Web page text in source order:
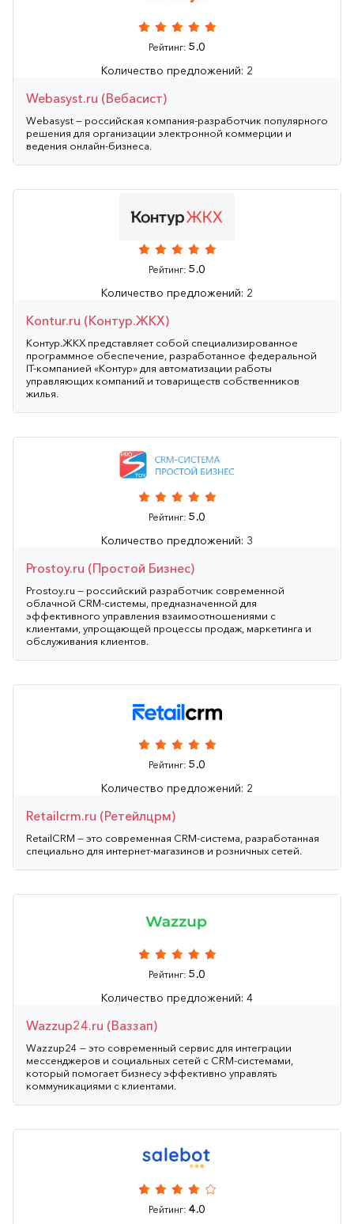
Рейтинг: 5.0
Количество предложений: 2
Webasyst.ru (Вебасист)
Webasyst — российская компания-разработчик популярного
решения для организации электронной коммерции и
ведения онлайн-бизнеса.
Рейтинг: 5.0
Количество предложений: 2
Kontur.ru (Контур.ЖКХ)
Контур.ЖКХ представляет собой специализированное
программное обеспечение, разработанное федеральной
IT-компанией «Контур» для автоматизации работы
управляющих компаний и товариществ собственников
жилья.
Рейтинг: 5.0
Количество предложений: 3
Prostoy.ru (Простой Бизнес)
Prostoy.ru — российский разработчик современной
облачной CRM-системы, предназначенной для
эффективного управления взаимоотношениями с
клиентами, упрощающей процессы продаж, маркетинга и
обслуживания клиентов.
Рейтинг: 5.0
Количество предложений: 2
Retailcrm.ru (Ретейлцрм)
RetailCRM — это современная CRM-система, разработанная
специально для интернет-магазинов и розничных сетей.
Рейтинг: 5.0
Количество предложений: 4
Wazzup24.ru (Ваззап)
Wazzup24 — это современный сервис для интеграции
мессенджеров и социальных сетей с CRM-системами,
который помогает бизнесу эффективно управлять
коммуникациями с клиентами.
Рейтинг: 4.0